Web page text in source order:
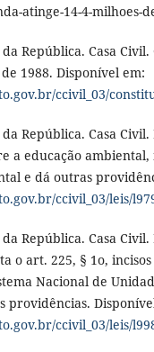
atinge-14-4-milhoes-
República. Casa
1988. Disponível em:
ccivil_03/
República. Casa
a educação
e dá outras
ccivil_03/leis/
República. Casa
o art. 225, § 1o,
Nacional de
providências.
ccivil_03/leis/